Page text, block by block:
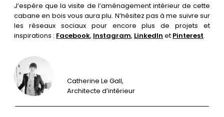
J’espère que la visite de l’aménagement intérieur de cette
cabane en bois vous aura plu. N’hésitez pas à me suivre sur
les réseaux sociaux pour encore plus de projets et
inspirations : Facebook, Instagram, LinkedIn et Pinterest.
Catherine Le Gall,
Architecte d’intérieur